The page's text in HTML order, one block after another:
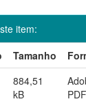
item:
Tamanho
884,51
kB
PDF